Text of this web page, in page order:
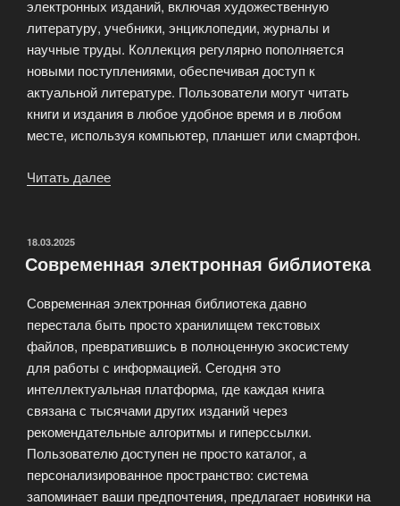
электронных изданий, включая художественную
литературу, учебники, энциклопедии, журналы и
научные труды. Коллекция регулярно пополняется
новыми поступлениями, обеспечивая доступ к
актуальной литературе. Пользователи могут читать
книги и издания в любое удобное время и в любом
месте, используя компьютер, планшет или смартфон.
Читать далее
ОПУБЛИКОВАНО
18.03.2025
Современная электронная библиотека
Современная электронная библиотека давно
перестала быть просто хранилищем текстовых
файлов, превратившись в полноценную экосистему
для работы с информацией. Сегодня это
интеллектуальная платформа, где каждая книга
связана с тысячами других изданий через
рекомендательные алгоритмы и гиперссылки.
Пользователю доступен не просто каталог, а
персонализированное пространство: система
запоминает ваши предпочтения, предлагает новинки на